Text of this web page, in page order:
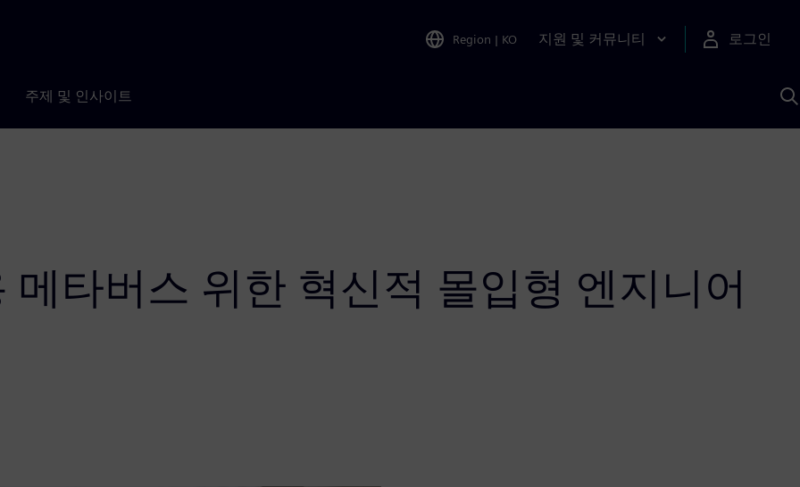
Region | KO 지원 및 커뮤니티 로그인
주제 및 인사이트
타버스 위한 혁신적 몰입형 엔지니어